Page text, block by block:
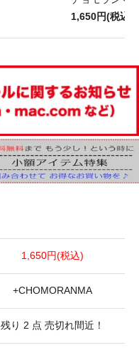
1,650円(税込)
1,650円(税込)
+CHOMORANMA
残り 2 点 売切れ間近！